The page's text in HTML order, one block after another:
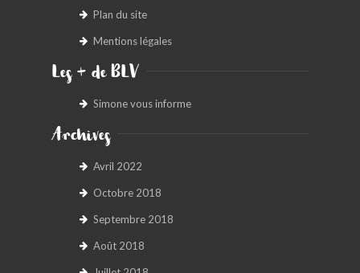
COMMENT FONCTIONNE BLV ?
Plan du site
Mentions légales
Les + de BLV
Simone vous informe
Archives
Avril 2022
Octobre 2018
Septembre 2018
Août 2018